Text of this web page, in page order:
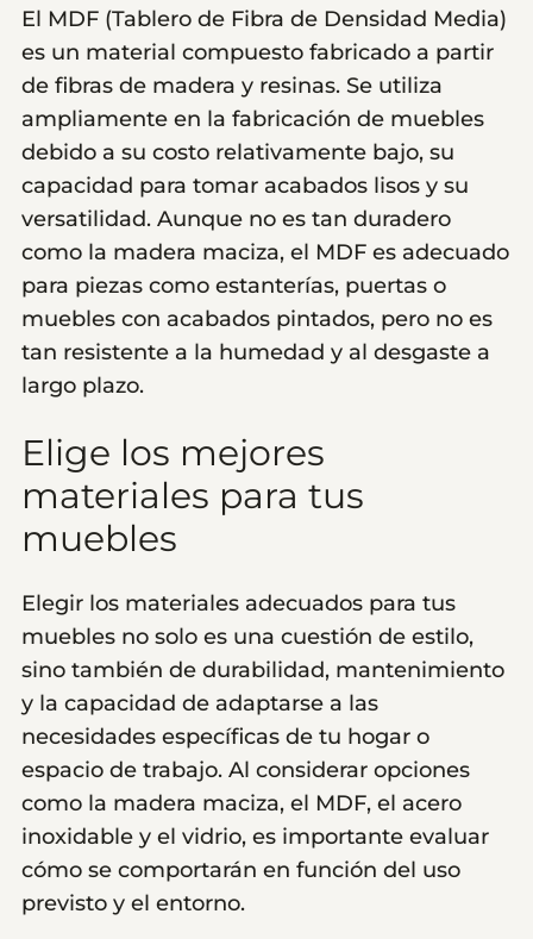
El MDF (Tablero de Fibra de Densidad Media)
es un material compuesto fabricado a partir
de fibras de madera y resinas. Se utiliza
ampliamente en la fabricación de muebles
debido a su costo relativamente bajo, su
capacidad para tomar acabados lisos y su
versatilidad. Aunque no es tan duradero
como la madera maciza, el MDF es adecuado
para piezas como estanterías, puertas o
muebles con acabados pintados, pero no es
tan resistente a la humedad y al desgaste a
largo plazo.
Elige los mejores
materiales para tus
muebles
Elegir los materiales adecuados para tus
muebles no solo es una cuestión de estilo,
sino también de durabilidad, mantenimiento
y la capacidad de adaptarse a las
necesidades específicas de tu hogar o
espacio de trabajo. Al considerar opciones
como la madera maciza, el MDF, el acero
inoxidable y el vidrio, es importante evaluar
cómo se comportarán en función del uso
previsto y el entorno.